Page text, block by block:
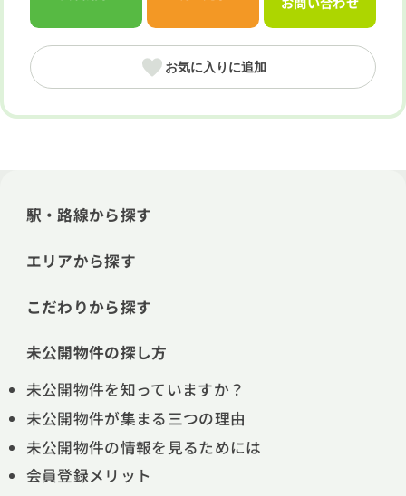
お気に入りに追加
駅・路線から探す
エリアから探す
こだわりから探す
未公開物件の探し方
未公開物件を知っていますか？
未公開物件が集まる三つの理由
未公開物件の情報を見るためには
会員登録メリット